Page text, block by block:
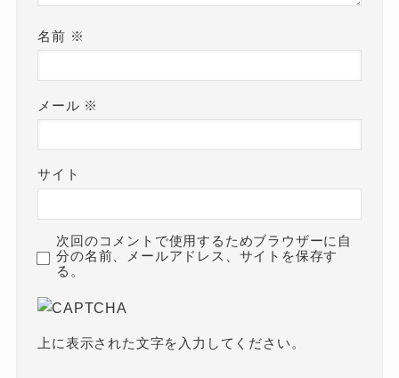
名前 ※
メール ※
サイト
次回のコメントで使用するためブラウザーに自
分の名前、メールアドレス、サイトを保存す
る。
上に表示された文字を入力してください。